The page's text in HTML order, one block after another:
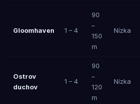
Gloomhaven 1 – 4
90
–
150
m
Nízka
Ostrov
duchov
1 – 4
90
–
120
m
Nízka